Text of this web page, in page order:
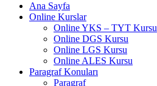
Ana Sayfa
Online Kurslar
Online YKS – TYT Kursu
Online DGS Kursu
Online LGS Kursu
Online ALES Kursu
Paragraf Konuları
Paragraf